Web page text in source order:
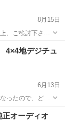
8月15日
、ご検討下さ
理解ある方の
地デジチュ
6月13日
ったので、どな
ご用意下さい。
ます。5枚目の
DTX
正オーディオ